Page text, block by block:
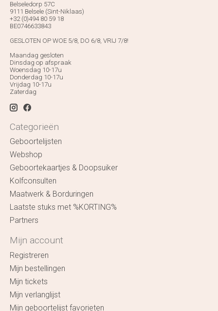
Belseledorp 57C
9111 Belsele (Sint-Niklaas)
+32 (0)494 80 59 18
BE0746633843
GESLOTEN OP WOE 5/8, DO 6/8, VRIJ 7/8!
Maandag gesloten
Dinsdag op afspraak
Woensdag 10-17u
Donderdag 10-17u
Vrijdag 10-17u
Zaterdag
Categorieën
Geboortelijsten
Webshop
Geboortekaartjes & Doopsuiker
Kolfconsulten
Maatwerk & Borduringen
Laatste stuks met %KORTING%
Partners
Mijn account
Registreren
Mijn bestellingen
Mijn tickets
Mijn verlanglijst
Mijn geboortelijst favorieten